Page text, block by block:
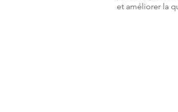
et améliorer la